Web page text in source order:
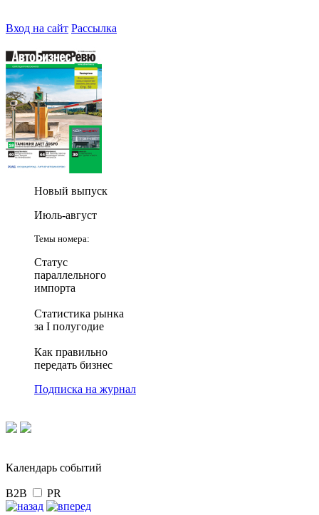
Вход на сайт Рассылка
Новый выпуск
Июль-август
Темы номера:
Статус
параллельного
импорта
Статистика рынка
за I полугодие
Как правильно
передать бизнес
Подписка на журнал
Календарь событий
B2B PR